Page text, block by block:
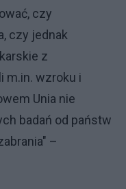
czy
czy jednak
z
m.in. wzroku i
Unia nie
badań od państw
–